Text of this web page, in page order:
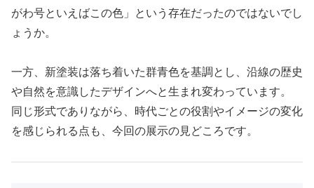
がわ号といえばこの色」という存在だったのではないでし
ょうか。
一方、新塗装は落ち着いた群青色を基調とし、沿線の歴史
や自然を意識したデザインへと生まれ変わっています。
同じ形式でありながら、時代ごとの役割やイメージの変化
を感じられる点も、今回の展示の見どころです。